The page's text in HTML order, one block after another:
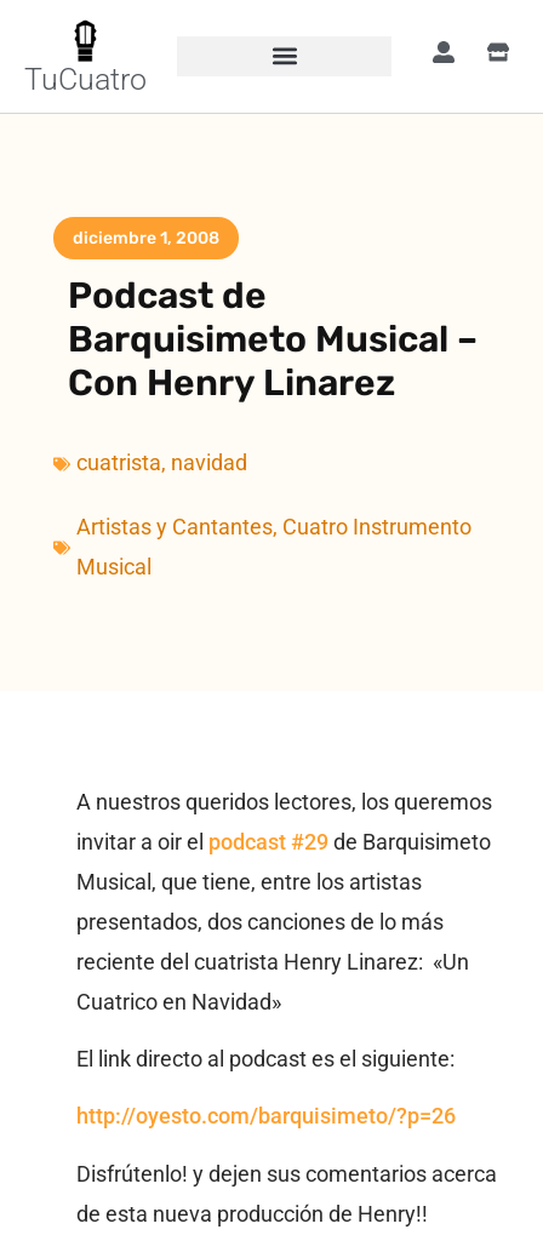
TuCuatro
diciembre 1, 2008
Podcast de
Barquisimeto Musical –
Con Henry Linarez
cuatrista, navidad
Artistas y Cantantes, Cuatro Instrumento
Musical
A nuestros queridos lectores, los queremos
invitar a oir el podcast #29de Barquisimeto
Musical, que tiene, entre los artistas
presentados, dos canciones de lo más
reciente del cuatrista Henry Linarez: «Un
Cuatrico en Navidad»
El link directo al podcast es el siguiente:
http://oyesto.com/barquisimeto/?p=26
Disfrútenlo! y dejen sus comentarios acerca
de esta nueva producción de Henry!!